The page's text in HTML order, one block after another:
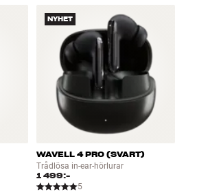
NYHET
WAVELL 4 PRO (SVART)
Trådlösa in-ear-hörlurar
1 499:-
5